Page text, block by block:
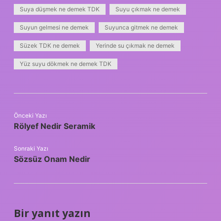
Suya düşmek ne demek TDK Suyu çıkmak ne demek
Suyun gelmesi ne demek Suyunca gitmek ne demek
Süzek TDK ne demek Yerinde su çıkmak ne demek
Yüz suyu dökmek ne demek TDK
Önceki Yazı
Rölyef Nedir Seramik
Sonraki Yazı
Sözsüz Onam Nedir
Bir yanıt yazın